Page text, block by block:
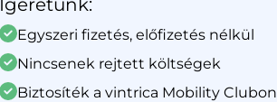
Ígéretünk:
Egyszeri fizetés, előfizetés nélkül
Nincsenek rejtett költségek
Biztosíték a vintrica Mobility Clubon